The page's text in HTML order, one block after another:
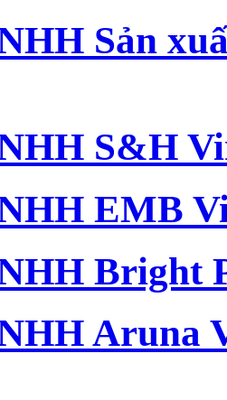
Sản
S&H
EMB
Bright
Aruna